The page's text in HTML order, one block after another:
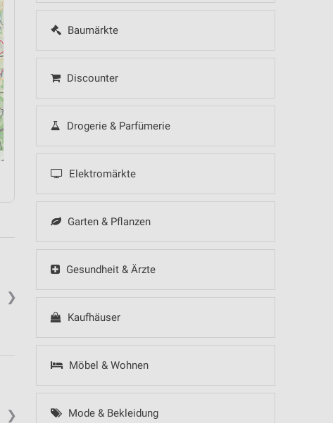
Baumärkte
Discounter
Drogerie & Parfümerie
Elektromärkte
Garten & Pflanzen
Gesundheit & Ärzte
Kaufhäuser
Möbel & Wohnen
Mode & Bekleidung
❯
❯